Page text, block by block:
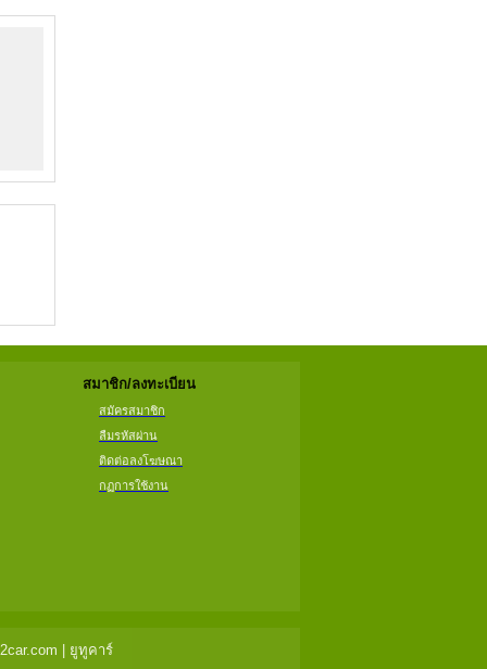
สมาชิก/ลงทะเบียน
สมัครสมาชิก
ลืมรหัสผ่าน
ติดต่อลงโฆษณา
กฏการใช้งาน
| ยูทูคาร์